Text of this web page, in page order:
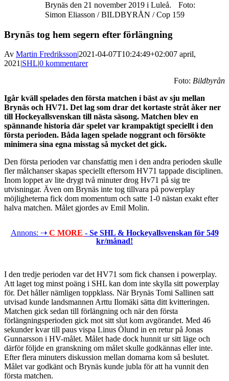
Brynäs den 21 november 2019 i Luleå. Foto:
Simon Eliasson / BILDBYRÅN / Cop 159
Brynäs tog hem segern efter förlängning
Av Martin Fredriksson|2021-04-07T10:24:49+02:007 april,
2021|SHL|0 kommentarer
Foto: Bildbyrån
Igår kväll spelades den första matchen i bäst av sju mellan
Brynäs och HV71. Det lag som drar det kortaste stråt åker ner
till Hockeyallsvenskan till nästa säsong. Matchen blev en
spännande historia där spelet var krampaktigt speciellt i den
första perioden. Båda lagen spelade noggrant och försökte
minimera sina egna misstag så mycket det gick.
Den första perioden var chansfattig men i den andra perioden skulle
fler målchanser skapas speciellt eftersom HV71 tappade disciplinen.
Inom loppet av lite drygt två minuter drog Hv71 på sig tre
utvisningar. Även om Brynäs inte tog tillvara på powerplay
möjligheterna fick dom momentum och satte 1-0 nästan exakt efter
halva matchen. Målet gjordes av Emil Molin.
Annons: ⇢ C MORE - Se SHL & Hockeyallsvenskan för 549
kr/månad!
I den tredje perioden var det HV71 som fick chansen i powerplay.
Att laget tog minst poäng i SHL kan dom inte skylla sitt powerplay
för. Det håller nämligen toppklass. När Brynäs Tomi Sallinen satt
utvisad kunde landsmannen Arttu Ilomäki sätta ditt kvitteringen.
Matchen gick sedan till förlängning och när den första
förlängningsperioden gick mot sitt slut kom avgörandet. Med 46
sekunder kvar till paus vispa Linus Ölund in en retur på Jonas
Gunnarsson i HV-målet. Målet hade dock hunnit ur sitt läge och
därför följde en granskning om målet skulle godkännas eller inte.
Efter flera minuters diskussion mellan domarna kom så beslutet.
Målet var godkänt och Brynäs kunde jubla för att ha vunnit den
första matchen.